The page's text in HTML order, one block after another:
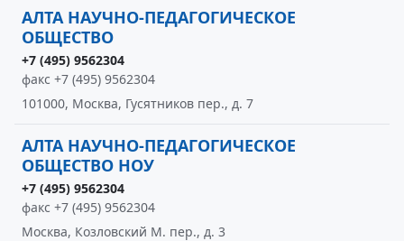
АЛТА НАУЧНО-ПЕДАГОГИЧЕСКОЕ
ОБЩЕСТВО
+7 (495) 9562304
факс +7 (495) 9562304
101000, Москва, Гусятников пер., д. 7
АЛТА НАУЧНО-ПЕДАГОГИЧЕСКОЕ
ОБЩЕСТВО НОУ
+7 (495) 9562304
факс +7 (495) 9562304
Москва, Козловский М. пер., д. 3